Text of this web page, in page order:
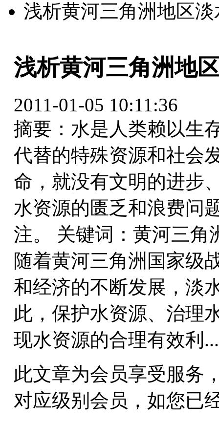
浅析黄河三角洲地区
浅析黄河三角洲地
2011-01-05 10:11:36
摘要：水是人类赖以生
代替的特殊资源和社会
命，就没有文明的进步
水资源的匮乏和浪费问
注。 关键词：黄河三角
随着黄河三角洲国家级
和经济的不断发展，淡
此，保护水资源、治理
现水资源的合理有效利...
此文章为会员享受服务
对应级别会员，如您已